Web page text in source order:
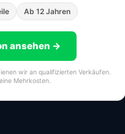
Ab 12 Jahren
ansehen →
wir an qualifizierten Verkäufen.
Mehrkosten.